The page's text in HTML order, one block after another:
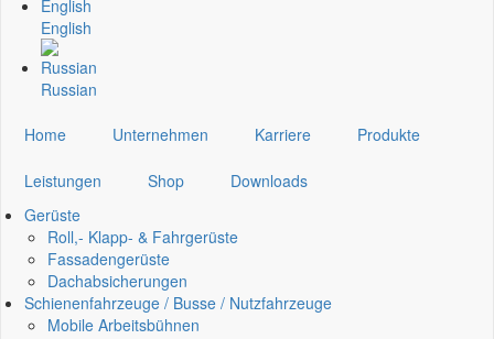
English
Russian
Home Unternehmen Karriere Produkte
Leistungen Shop
Downloads
Gerüste
Roll,- Klapp- & Fahrgerüste
Fassadengerüste
Dachabsicherungen
Schienenfahrzeuge / Busse / Nutzfahrzeuge
Mobile Arbeitsbühnen